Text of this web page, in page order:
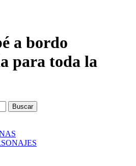
a bordo
para toda la
Buscar